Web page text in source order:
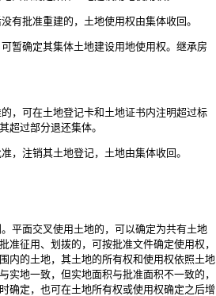
批准重建的，土地使用权由集体收回。
暂确定其集体土地建设用地使用权。继承房
，可在土地登记卡和土地证书内注明超过标
超过部分退还集体。
注销其土地登记，土地由集体收回。
平面交叉使用土地的，可以确定为共有土地
征用、划拨的，可按批准文件确定使用权，
内的土地，其土地的所有权和使用权依照土地
地一致，但实地面积与批准面积不一致的，
确定，也可在土地所有权或使用权确定之后增